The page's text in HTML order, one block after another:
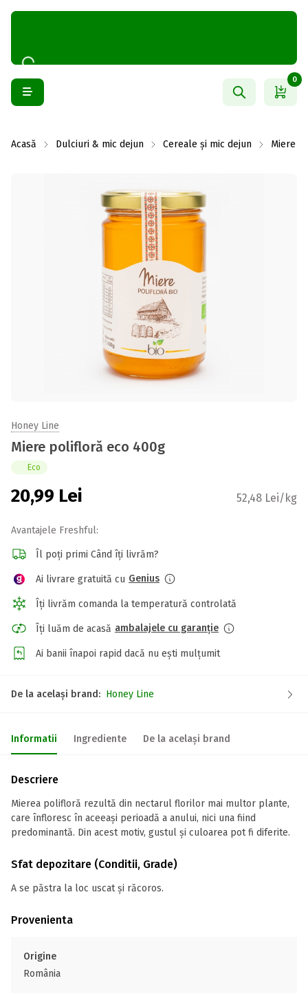
0
Acasă Dulciuri & mic dejun Cereale și mic dejun Miere
Honey Line
Miere polifloră eco 400g
Eco
20,99 Lei 52,48 Lei/kg
Avantajele Freshful:
Îl poți primi Când îți livrăm?
Ai livrare gratuită cu Genius
Îți livrăm comanda la temperatură controlată
Îți luăm de acasă ambalajele cu garanție
Ai banii înapoi rapid dacă nu ești mulțumit
De la același brand: Honey Line
Informatii Ingrediente De la același brand
Descriere
Mierea polifloră rezultă din nectarul florilor mai multor plante,
care înfloresc în aceeași perioadă a anului, nici una fiind
predominantă. Din acest motiv, gustul și culoarea pot fi diferite.
Sfat depozitare (Conditii, Grade)
A se păstra la loc uscat și răcoros.
Provenienta
Origine
România